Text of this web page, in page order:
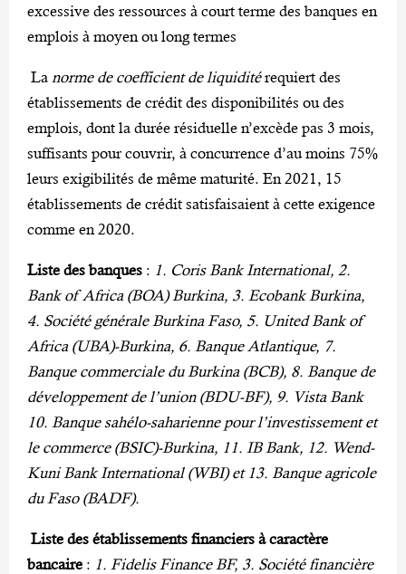
excessive des ressources à court terme des banques en
emplois à moyen ou long termes
La norme de coefficient de liquiditérequiert des
établissements de crédit des disponibilités ou des
emplois, dont la durée résiduelle n’excède pas 3 mois,
suffisants pour couvrir, à concurrence d’au moins 75%
leurs exigibilités de même maturité. En 2021, 15
établissements de crédit satisfaisaient à cette exigence
comme en 2020.
Liste des banques : 1. Coris Bank International, 2.
Bank of Africa (BOA) Burkina, 3. Ecobank Burkina,
4. Société générale Burkina Faso, 5. United Bank of
Africa (UBA)-Burkina, 6. Banque Atlantique, 7.
Banque commerciale du Burkina (BCB), 8. Banque de
développement de l’union (BDU-BF), 9. Vista Bank
10. Banque sahélo-saharienne pour l’investissement et
le commerce (BSIC)-Burkina, 11. IB Bank, 12. Wend-
Kuni Bank International (WBI) et 13. Banque agricole
du Faso (BADF).
Liste des établissements financiers à caractère
bancaire : 1. Fidelis Finance BF, 3. Société financière